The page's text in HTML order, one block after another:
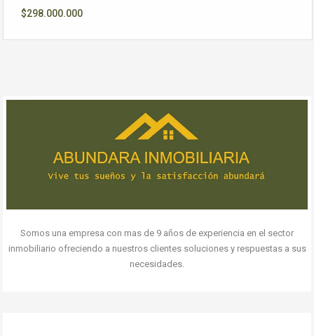
$298.000.000
Somos una empresa con mas de 9 años de experiencia en el sector
inmobiliario ofreciendo a nuestros clientes soluciones y respuestas a sus
necesidades.